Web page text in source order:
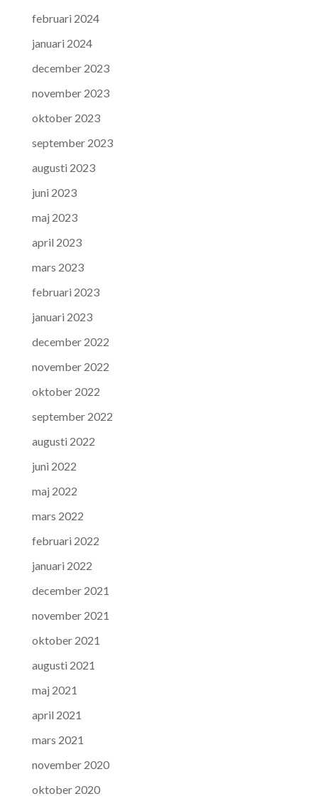
februari 2024
januari 2024
december 2023
november 2023
oktober 2023
september 2023
augusti 2023
juni 2023
maj 2023
april 2023
mars 2023
februari 2023
januari 2023
december 2022
november 2022
oktober 2022
september 2022
augusti 2022
juni 2022
maj 2022
mars 2022
februari 2022
januari 2022
december 2021
november 2021
oktober 2021
augusti 2021
maj 2021
april 2021
mars 2021
november 2020
oktober 2020